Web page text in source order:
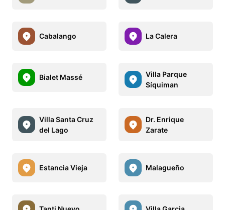
Cabalango La Calera
Bialet Massé
Villa Parque
Síquiman
Villa Santa Cruz
del Lago
Dr. Enrique
Zarate
Estancia Vieja Malagueño